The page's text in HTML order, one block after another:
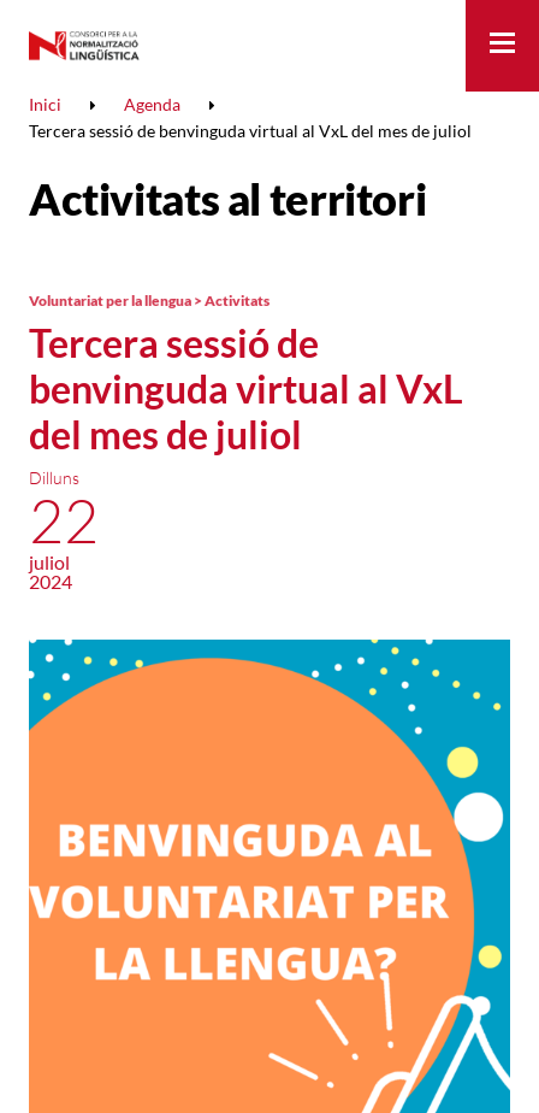
Inici
Agenda
Tercera sessió de benvinguda virtual al VxL del mes de juliol
Activitats al territori
Tercera sessió de
benvinguda virtual al VxL
del mes de juliol
Voluntariat per la llengua > Activitats
Dilluns
22
juliol
2024